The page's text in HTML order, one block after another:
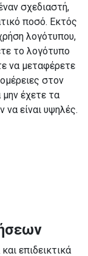
σχεδιαστή,
ποσό. Εκτός
λογότυπου,
το λογότυπο
να μεταφέρετε
στον
μην έχετε τα
είναι υψηλές.
επιδεικτικά